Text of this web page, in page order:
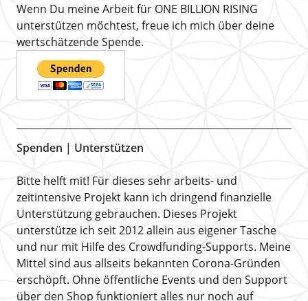
Wenn Du meine Arbeit für ONE BILLION RISING
unterstützen möchtest, freue ich mich über deine
wertschätzende Spende.
Spenden | Unterstützen
Bitte helft mit! Für dieses sehr arbeits- und
zeitintensive Projekt kann ich dringend finanzielle
Unterstützung gebrauchen. Dieses Projekt
unterstütze ich seit 2012 allein aus eigener Tasche
und nur mit Hilfe des Crowdfunding-Supports. Meine
Mittel sind aus allseits bekannten Corona-Gründen
erschöpft. Ohne öffentliche Events und den Support
über den Shop funktioniert alles nur noch auf